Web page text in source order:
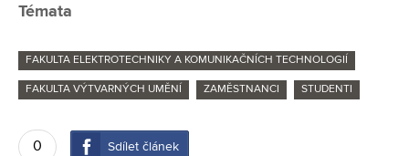
Témata
FAKULTA ELEKTROTECHNIKY A KOMUNIKAČNÍCH TECHNOLOGIÍ
FAKULTA VÝTVARNÝCH UMĚNÍ ZAMĚSTNANCI STUDENTI
0 Sdílet článek